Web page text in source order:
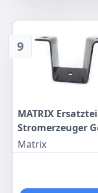
9
MATRIX
Stromerzeuger
Matrix